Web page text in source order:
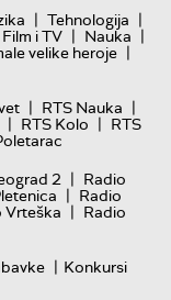
| Tehnologija |
Film i TV | Nauka |
velike heroje |
| RTS Nauka |
| RTS Kolo | RTS
2 | Radio
| Radio
Vrteška | Radio
| Konkursi